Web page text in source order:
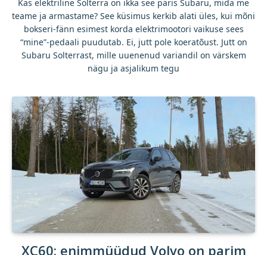
Kas elektriline Solterra on ikka see päris Subaru, mida me
teame ja armastame? See küsimus kerkib alati üles, kui mõni
bokseri-fänn esimest korda elektrimootori vaikuse sees
“mine”-pedaali puudutab. Ei, jutt pole koeratõust. Jutt on
Subaru Solterrast, mille uuenenud variandil on värskem
nägu ja asjalikum tegu
XC60: enimmüüdud Volvo on parim